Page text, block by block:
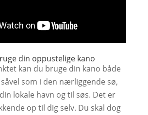
din oppustelige kano
kan du bruge din kano både
som i den nærliggende sø,
lokale havn og til søs. Det er
op til dig selv. Du skal dog